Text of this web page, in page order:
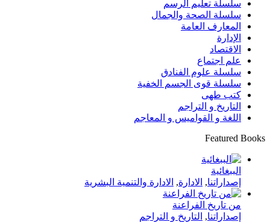
سلسلة تعليم الرسم
سلسلة الصحة والجمال
المعارف العامة
الإدارة
الاقتصاد
علم اجتماع
سلسلة علوم الفنادق
سلسلة قوى الجسم الخفية
كتب طهى
التاريخ و التراجم
اللغة و القواميس و المعاجم
Featured Books
الببغائية
إصداراتنا, الادارة, الادارة والتنمية البشرية
من تاريخ الفراعنة
إصداراتنا, التاريخ و التراجم